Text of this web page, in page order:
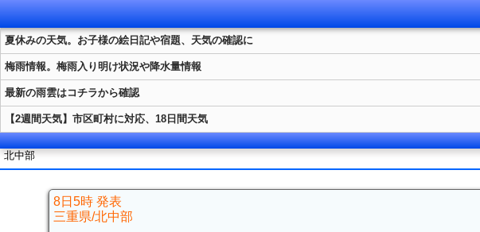
夏休みの天気。お子様の絵日記や宿題、天気の確認に
梅雨情報。梅雨入り明け状況や降水量情報
最新の雨雲はコチラから確認
【2週間天気】市区町村に対応、18日間天気
北中部
8日5時 発表
三重県/北中部